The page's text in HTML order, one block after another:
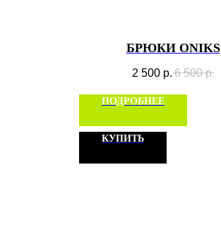
БРЮКИ ONIKS
2 500 р. 6 500 р.
ПОДРОБНЕЕ
КУПИТЬ